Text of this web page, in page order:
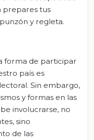
prepares tus
y regleta.
forma de participar
país es
Sin embargo,
y formas en las
involucrarse, no
sino
de las